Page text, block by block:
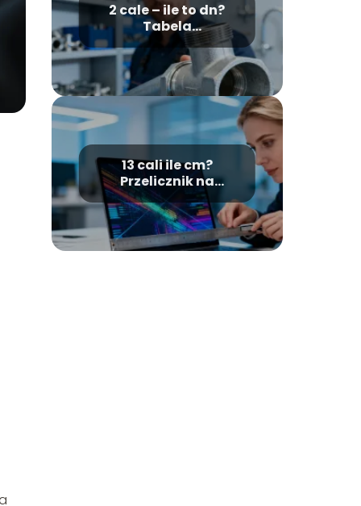
2 cale – ile to dn?
Tabela
przeliczeniowa
średnic rur
13 cali ile cm?
Przelicznik na
centymetry